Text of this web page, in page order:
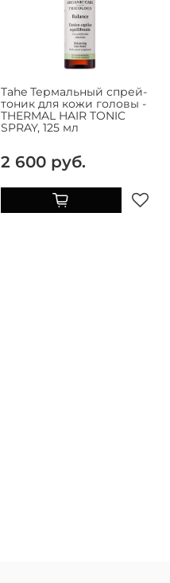
Tahe Термальный спрей-
тоник для кожи головы -
THERMAL HAIR TONIC
SPRAY, 125 мл
2 600 руб.